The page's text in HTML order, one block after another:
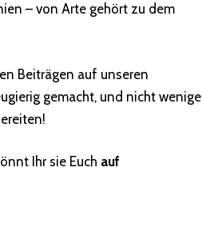
– von Arte gehört zu dem
Beiträgen auf unseren
gemacht, und nicht wenige
Ihr sie Euch auf